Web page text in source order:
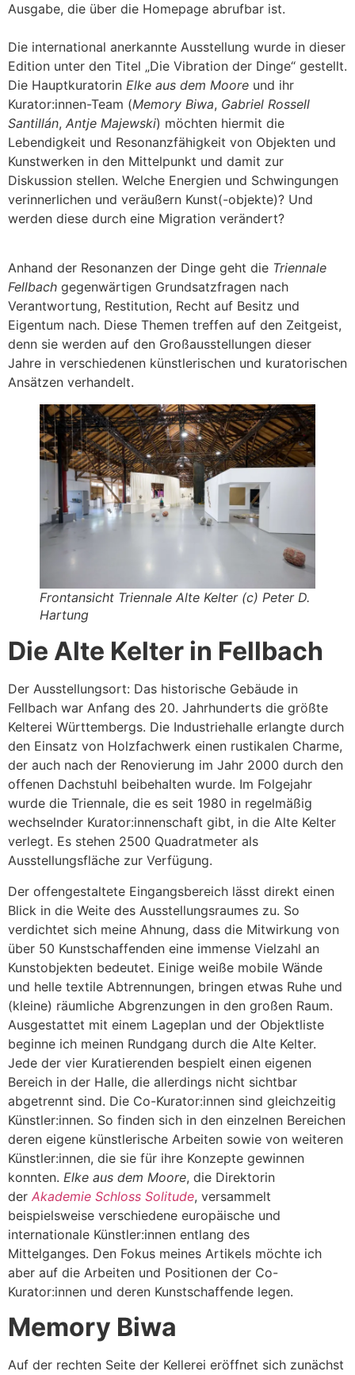
Ausgabe, die über die Homepage abrufbar ist.
Die international anerkannte Ausstellung wurde in dieser
Edition unter den Titel „Die Vibration der Dinge“ gestellt.
Die Hauptkuratorin Elke aus dem Moore und ihr
Kurator:innen-Team (Memory Biwa, Gabriel Rossell
Santillán, Antje Majewski) möchten hiermit die
Lebendigkeit und Resonanzfähigkeit von Objekten und
Kunstwerken in den Mittelpunkt und damit zur
Diskussion stellen. Welche Energien und Schwingungen
verinnerlichen und veräußern Kunst(-objekte)? Und
werden diese durch eine Migration verändert?
Anhand der Resonanzen der Dinge geht die Triennale
Fellbach gegenwärtigen Grundsatzfragen nach
Verantwortung, Restitution, Recht auf Besitz und
Eigentum nach. Diese Themen treffen auf den Zeitgeist,
denn sie werden auf den Großausstellungen dieser
Jahre in verschiedenen künstlerischen und kuratorischen
Ansätzen verhandelt.
Frontansicht Triennale Alte Kelter (c) Peter D.
Hartung
Die Alte Kelter in Fellbach
Der Ausstellungsort: Das historische Gebäude in
Fellbach war Anfang des 20. Jahrhunderts die größte
Kelterei Württembergs. Die Industriehalle erlangte durch
den Einsatz von Holzfachwerk einen rustikalen Charme,
der auch nach der Renovierung im Jahr 2000 durch den
offenen Dachstuhl beibehalten wurde. Im Folgejahr
wurde die Triennale, die es seit 1980 in regelmäßig
wechselnder Kurator:innenschaft gibt, in die Alte Kelter
verlegt. Es stehen 2500 Quadratmeter als
Ausstellungsfläche zur Verfügung.
Der offengestaltete Eingangsbereich lässt direkt einen
Blick in die Weite des Ausstellungsraumes zu. So
verdichtet sich meine Ahnung, dass die Mitwirkung von
über 50 Kunstschaffenden eine immense Vielzahl an
Kunstobjekten bedeutet. Einige weiße mobile Wände
und helle textile Abtrennungen, bringen etwas Ruhe und
(kleine) räumliche Abgrenzungen in den großen Raum.
Ausgestattet mit einem Lageplan und der Objektliste
beginne ich meinen Rundgang durch die Alte Kelter.
Jede der vier Kuratierenden bespielt einen eigenen
Bereich in der Halle, die allerdings nicht sichtbar
abgetrennt sind. Die Co-Kurator:innen sind gleichzeitig
Künstler:innen. So finden sich in den einzelnen Bereichen
deren eigene künstlerische Arbeiten sowie von weiteren
Künstler:innen, die sie für ihre Konzepte gewinnen
konnten. Elke aus dem Moore, die Direktorin
der Akademie Schloss Solitude, versammelt
beispielsweise verschiedene europäische und
internationale Künstler:innen entlang des
Mittelganges. Den Fokus meines Artikels möchte ich
aber auf die Arbeiten und Positionen der Co-
Kurator:innen und deren Kunstschaffende legen.
Memory Biwa
Auf der rechten Seite der Kellerei eröffnet sich zunächst